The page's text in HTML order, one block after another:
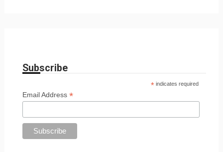
Subscribe
* indicates required
Email Address*